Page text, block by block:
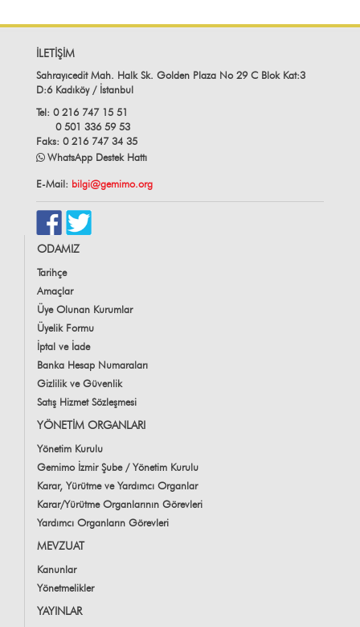
İLETİŞİM
Sahrayıcedit Mah. Halk Sk. Golden Plaza No 29 C Blok Kat:3
D:6 Kadıköy / İstanbul
Tel: 0 216 747 15 51
0 501 336 59 53
Faks: 0 216 747 34 35
WhatsApp Destek Hattı
E-Mail: bilgi@gemimo.org
ODAMIZ
Tarihçe
Amaçlar
Üye Olunan Kurumlar
Üyelik Formu
İptal ve İade
Banka Hesap Numaraları
Gizlilik ve Güvenlik
Satış Hizmet Sözleşmesi
YÖNETİM ORGANLARI
Yönetim Kurulu
Gemimo İzmir Şube / Yönetim Kurulu
Karar, Yürütme ve Yardımcı Organlar
Karar/Yürütme Organlarının Görevleri
Yardımcı Organların Görevleri
MEVZUAT
Kanunlar
Yönetmelikler
YAYINLAR